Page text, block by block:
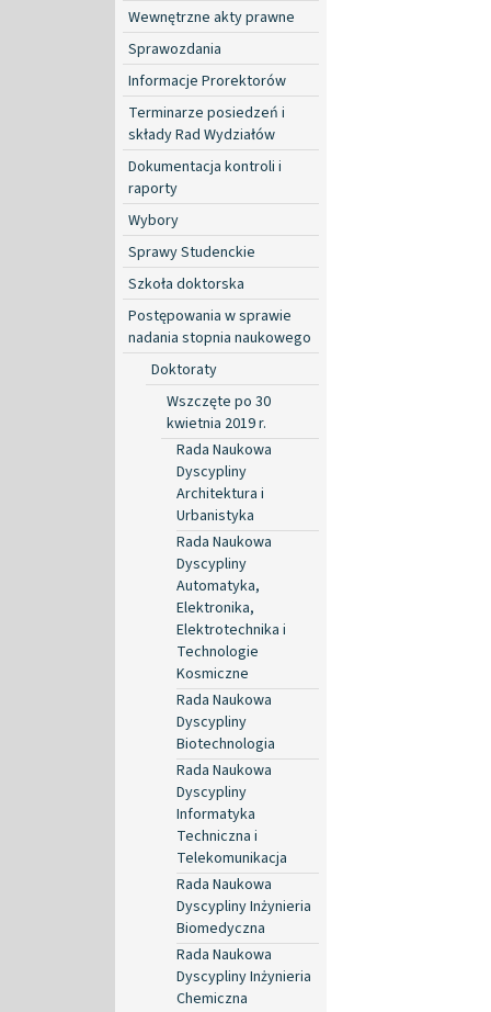
Wewnętrzne akty prawne
Sprawozdania
Informacje Prorektorów
Terminarze posiedzeń i
składy Rad Wydziałów
Dokumentacja kontroli i
raporty
Wybory
Sprawy Studenckie
Szkoła doktorska
Postępowania w sprawie
nadania stopnia naukowego
Doktoraty
Wszczęte po 30
kwietnia 2019 r.
Rada Naukowa
Dyscypliny
Architektura i
Urbanistyka
Rada Naukowa
Dyscypliny
Automatyka,
Elektronika,
Elektrotechnika i
Technologie
Kosmiczne
Rada Naukowa
Dyscypliny
Biotechnologia
Rada Naukowa
Dyscypliny
Informatyka
Techniczna i
Telekomunikacja
Rada Naukowa
Dyscypliny Inżynieria
Biomedyczna
Rada Naukowa
Dyscypliny Inżynieria
Chemiczna